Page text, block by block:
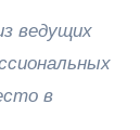
ведущих
в